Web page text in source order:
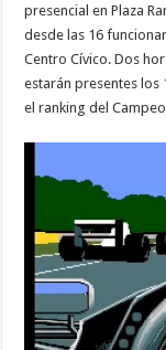
presencial en Plaza
desde las 16
Centro Cívico. Dos
estarán presentes los
el ranking del